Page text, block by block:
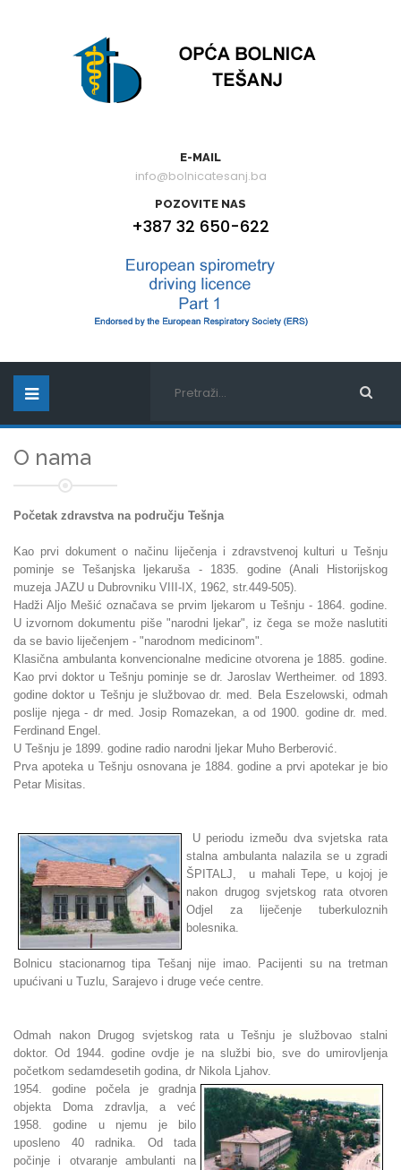
E-MAIL
info@bolnicatesanj.ba
POZOVITE NAS
+387 32 650-622
O nama
Početak zdravstva na području Tešnja
Kao prvi dokument o načinu liječenja i zdravstvenoj kulturi u Tešnju
pominje se Tešanjska ljekaruša - 1835. godine (Anali Historijskog
muzeja JAZU u Dubrovniku VIII-IX, 1962, str.449-505).
Hadži Aljo Mešić označava se prvim ljekarom u Tešnju - 1864. godine.
U izvornom dokumentu piše "narodni ljekar", iz čega se može naslutiti
da se bavio liječenjem - "narodnom medicinom".
Klasična ambulanta konvencionalne medicine otvorena je 1885. godine.
Kao prvi doktor u Tešnju pominje se dr. Jaroslav Wertheimer. od 1893.
godine doktor u Tešnju je službovao dr. med. Bela Eszelowski, odmah
poslije njega - dr med. Josip Romazekan, a od 1900. godine dr. med.
Ferdinand Engel.
U Tešnju je 1899. godine radio narodni ljekar Muho Berberović.
Prva apoteka u Tešnju osnovana je 1884. godine a prvi apotekar je bio
Petar Misitas.
U periodu izmeðu dva svjetska rata
stalna ambulanta nalazila se u zgradi
ŠPITALJ, u mahali Tepe, u kojoj je
nakon drugog svjetskog rata otvoren
Odjel za liječenje tuberkuloznih
bolesnika.
Bolnicu stacionarnog tipa Tešanj nije imao. Pacijenti su na tretman
upućivani u Tuzlu, Sarajevo i druge veće centre.
Odmah nakon Drugog svjetskog rata u Tešnju je službovao stalni
doktor. Od 1944. godine ovdje je na službi bio, sve do umirovljenja
početkom sedamdesetih godina, dr Nikola Ljahov.
1954. godine počela je gradnja
objekta Doma zdravlja, a već
1958. godine u njemu je bilo
uposleno 40 radnika. Od tada
počinje i otvaranje ambulanti na